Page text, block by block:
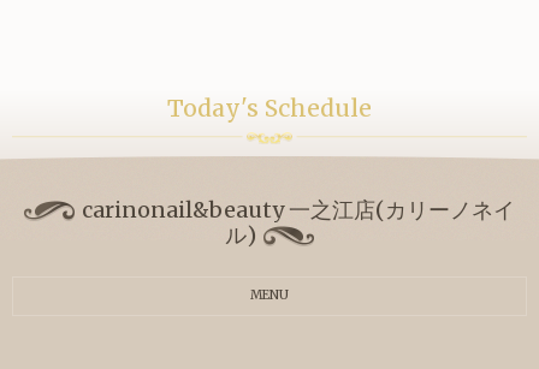
Today's Schedule
carinonail&beauty 一之江店(カリーノネイ
ル)
MENU